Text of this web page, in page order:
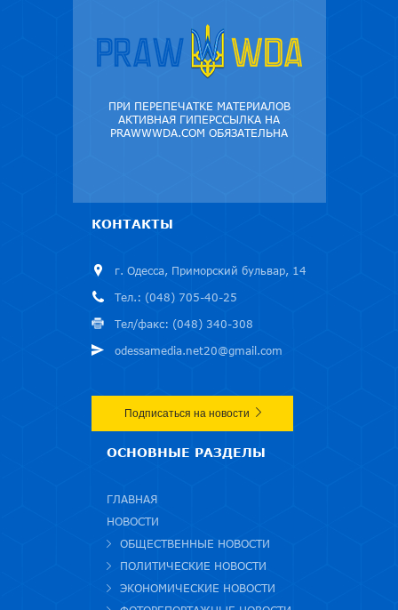
ПРИ ПЕРЕПЕЧАТКЕ МАТЕРИАЛОВ
АКТИВНАЯ ГИПЕРССЫЛКА НА
PRAWWWDA.COM ОБЯЗАТЕЛЬНА
КОНТАКТЫ
г. Одесса, Приморский бульвар, 14
Тел.: (048) 705-40-25
Тел/факс: (048) 340-308
odessamedia.net20@gmail.com
Подписаться на новости
ОСНОВНЫЕ РАЗДЕЛЫ
ГЛАВНАЯ
НОВОСТИ
ОБЩЕСТВЕННЫЕ НОВОСТИ
ПОЛИТИЧЕСКИЕ НОВОСТИ
ЭКОНОМИЧЕСКИЕ НОВОСТИ